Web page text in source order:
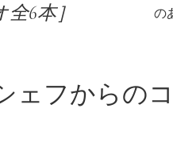
6本］
の
ェフからの